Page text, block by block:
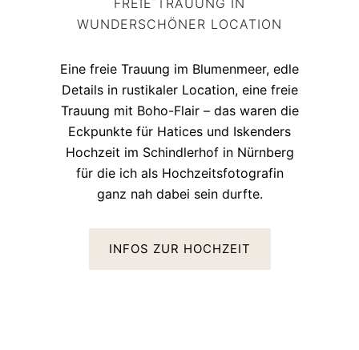
FREIE TRAUUNG IN
WUNDERSCHÖNER LOCATION
Eine freie Trauung im Blumenmeer, edle
Details in rustikaler Location, eine freie
Trauung mit Boho-Flair – das waren die
Eckpunkte für Hatices und Iskenders
Hochzeit im Schindlerhof in Nürnberg
für die ich als Hochzeitsfotografin
ganz nah dabei sein durfte.
INFOS ZUR HOCHZEIT